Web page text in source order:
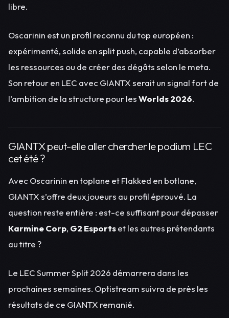
libre.
Oscarinin est un profil reconnu du top européen :
expérimenté, solide en split push, capable d’absorber
les ressources ou de créer des dégâts selon le meta.
Son retour en LEC avec GIANTX serait un signal fort de
l’ambition de la structure pour lesWorlds 2026.
GIANTX peut-elle aller chercher le podium LEC
cet été ?
Avec Oscarinin en toplane et Flakked en botlane,
GIANTX s’offre deux joueurs au profil éprouvé. La
question reste entière : est-ce suffisant pour dépasser
Karmine Corp, G2 Esportset les autres prétendants
au titre ?
Le LEC Summer Split 2026 démarrera dans les
prochaines semaines. Optistream suivra de près les
résultats de ce GIANTX remanié.